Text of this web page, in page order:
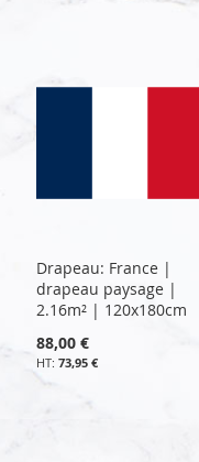
Drapeau: France |
drapeau paysage |
2.16m² | 120x180cm
88,00 €
73,95 €